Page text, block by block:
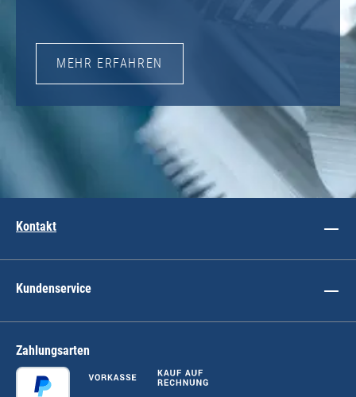
MEHR ERFAHREN
Kontakt
Kundenservice
Zahlungsarten